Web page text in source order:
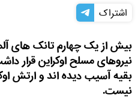
اشتراک
نیروهای مسلح اوکراین قرار
بقیه آسیب دیده اند و ارتش
نیست.